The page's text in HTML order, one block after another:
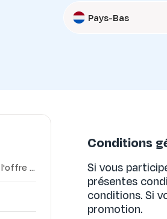
Pays-Bas
Conditions générales de l'offre promotionnelle LemFi
Conditions
Si vous
présentes
conditions. Si
promotion.